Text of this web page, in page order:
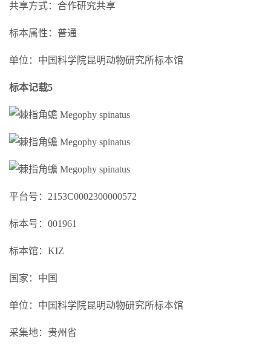
共享方式：合作研究共享
标本属性：普通
单位：中国科学院昆明动物研究所标本馆
标本记载5
平台号：2153C0002300000572
标本号：001961
标本馆：KIZ
国家：中国
单位：中国科学院昆明动物研究所标本馆
采集地：贵州省